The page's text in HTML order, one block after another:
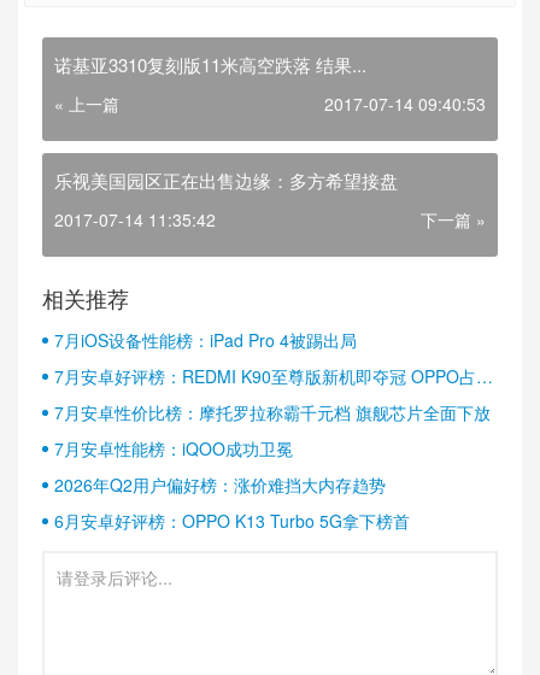
诺基亚3310复刻版11米高空跌落 结果...
« 上一篇 2017-07-14 09:40:53
乐视美国园区正在出售边缘：多方希望接盘
2017-07-14 11:35:42 下一篇 »
相关推荐
7月iOS设备性能榜：iPad Pro 4被踢出局
7月安卓好评榜：REDMI K90至尊版新机即夺冠 OPPO占据
半壁江山
7月安卓性价比榜：摩托罗拉称霸千元档 旗舰芯片全面下放
7月安卓性能榜：iQOO成功卫冕
2026年Q2用户偏好榜：涨价难挡大内存趋势
6月安卓好评榜：OPPO K13 Turbo 5G拿下榜首